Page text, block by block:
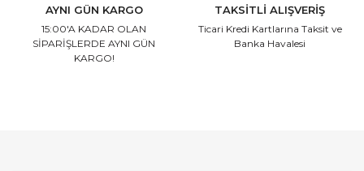
AYNI GÜN KARGO
15:00'A KADAR OLAN
SİPARİŞLERDE AYNI GÜN
KARGO!
TAKSİTLİ ALIŞVERİŞ
Ticari Kredi Kartlarına Taksit ve
Banka Havalesi